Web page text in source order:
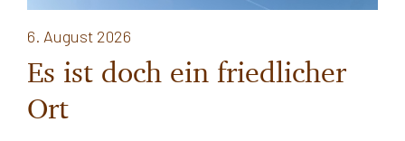
6. August 2026
Es ist doch ein friedlicher
Ort